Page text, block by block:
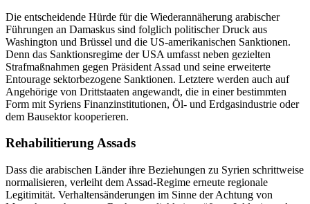
Die entscheidende Hürde für die Wiederannäherung arabischer
Führungen an Damaskus sind folglich politischer Druck aus
Washington und Brüssel und die US‑amerikanischen Sanktionen.
Denn das Sanktionsregime der USA umfasst neben gezielten
Strafmaßnahmen gegen Präsident Assad und seine erweiterte
Entourage sek­torbezogene Sanktionen. Letztere werden auch auf
Angehörige von Drittstaaten an­gewandt, die in einer bestimmten
Form mit Syriens Finanzinstitutionen, Öl- und Erdgas­industrie oder
dem Bausektor kooperieren.
Rehabilitierung Assads
Dass die arabischen Länder ihre Beziehun­gen zu Syrien schrittweise
normalisieren, verleiht dem Assad-Regime erneute regio­nale
Legitimität. Verhaltensänderungen im Sinne der Achtung von